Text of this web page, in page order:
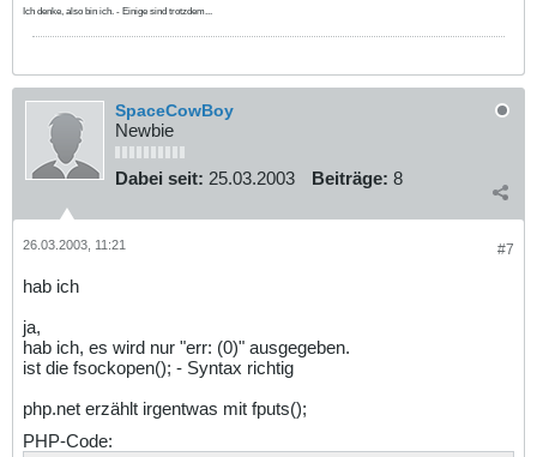
Ich denke, also bin ich. - Einige sind trotzdem...
SpaceCowBoy
Newbie
Dabei seit: 25.03.2003 Beiträge: 8
#7
26.03.2003, 11:21
hab ich
ja,
hab ich, es wird nur "err: (0)" ausgegeben.
ist die fsockopen(); - Syntax richtig
php.net erzählt irgentwas mit fputs();
PHP-Code: